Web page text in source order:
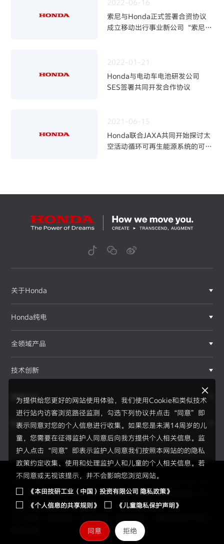
2022-06-16
索尼与Honda正式签署合资协议
成立移动出行事业新公司“索尼
2022-01-21
Honda与电动车电池研发公司
SES签署共同开发合作协议
2021-06-15
Honda联合JAXA共同开始探讨太
空活动循环可再生能源系统的可行
为提供给您更好的网站使用体验，我们使用Cookie和类似技术
进行站内访客浏览路径监测，勾选下列协议并点击“同意”即
表示同意对您的个人信息进行收集。如果您是未满14周岁的儿
童，您需要在征得监护人同意后向我方提供个人相关信息。监
护人点击“同意”即表示监护人同意我们按照本网站的的隐私
政策约定收集、使用和处理监护人和儿童的个人相关信息。若
不同意或无视该提示，并不会影响您浏览网站。
《本田技研工业（中国）投资有限公司 隐私政策》
《个人信息的共享规则》
《儿童隐私保护声明》
同意 拒绝
关于Honda
Honda纯电
全领域产品
技术创新
赛事运动
新闻资讯
Copyright © 2026 Honda Motor(China) Investment Co., Lt
d. All Right Reserved.京ICP备05023886号 京公网安备1101
0502034595号
Honda 品牌历史：自创业至今的发展历程